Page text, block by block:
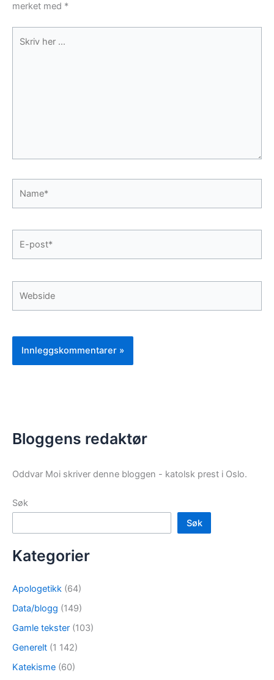
merket med *
her
post*
Bloggens redaktør
Oddvar Moi skriver denne bloggen - katolsk prest i Oslo.
Søk
Søk
Kategorier
Apologetikk (64)
Data/blogg (149)
Gamle tekster (103)
Generelt (1 142)
Katekisme (60)